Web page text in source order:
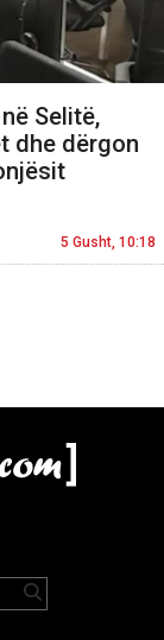
Selitë,
dhe dërgon
5 Gusht, 10:18